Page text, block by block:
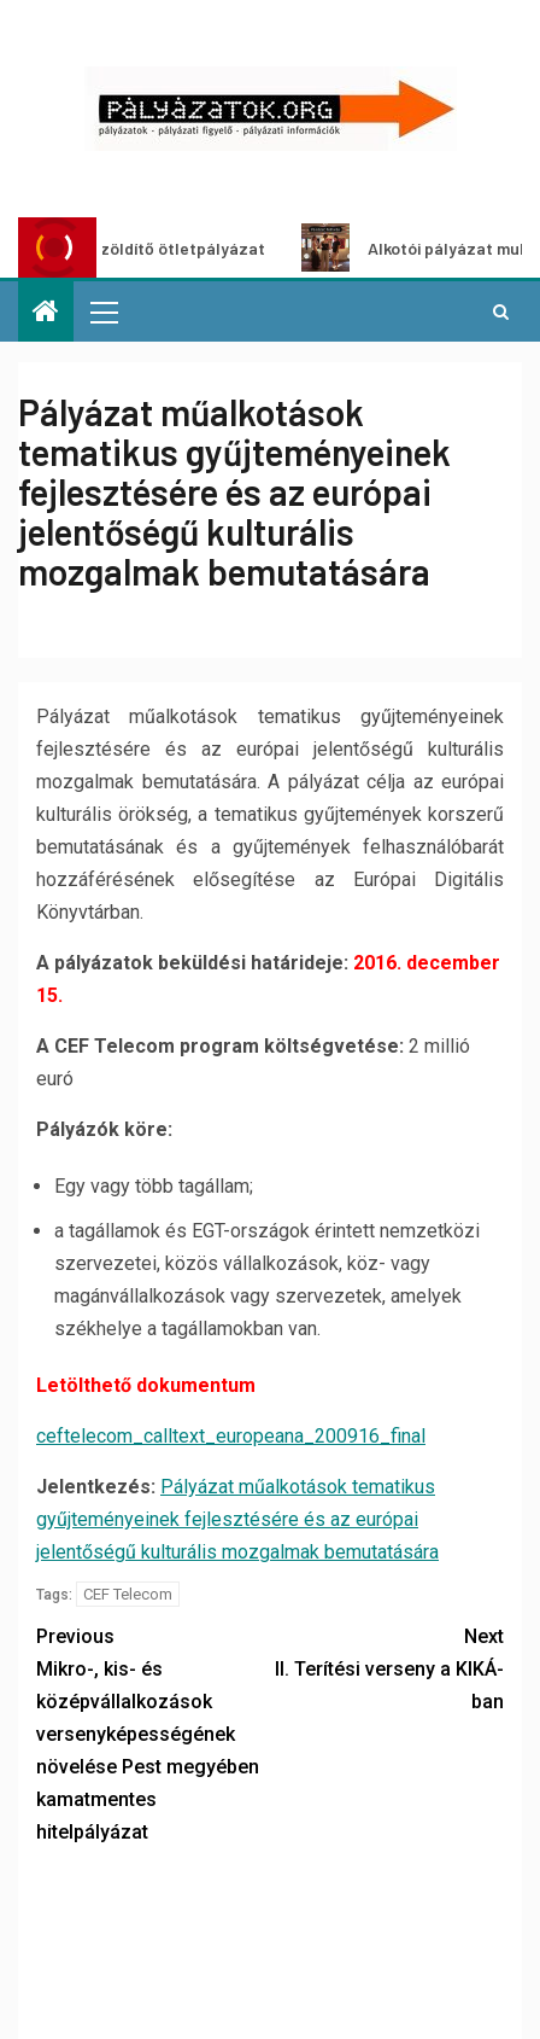
Városzöldítő ötletpályázat Alkotói pályázat
Pályázat műalkotások
tematikus gyűjteményeinek
fejlesztésére és az európai
jelentőségű kulturális
mozgalmak bemutatására
Pályázat műalkotások tematikus gyűjteményeinek
fejlesztésére és az európai jelentőségű kulturális
mozgalmak bemutatására. A pályázat célja az európai
kulturális örökség, a tematikus gyűjtemények korszerű
bemutatásának és a gyűjtemények felhasználóbarát
hozzáférésének elősegítése az Európai Digitális
Könyvtárban.
A pályázatok beküldési határideje: 2016. december
15.
A CEF Telecom program költségvetése: 2 millió
euró
Pályázók köre:
Egy vagy több tagállam;
a tagállamok és EGT-országok érintett nemzetközi
szervezetei, közös vállalkozások, köz- vagy
magánvállalkozások vagy szervezetek, amelyek
székhelye a tagállamokban van.
Letölthető dokumentum
ceftelecom_calltext_europeana_200916_final
Jelentkezés: Pályázat műalkotások tematikus
gyűjteményeinek fejlesztésére és az európai
jelentőségű kulturális mozgalmak bemutatására
Tags: CEF Telecom
Previous
Mikro-, kis- és
középvállalkozások
versenyképességének
növelése Pest megyében
kamatmentes
hitelpályázat
Next
II. Terítési verseny a KIKÁ-
ban